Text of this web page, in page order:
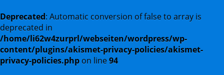
Deprecated: Automatic conversion of false to array is
deprecated in
/home/li62w4zurprl/webseiten/wordpress/wp-
content/plugins/akismet-privacy-policies/akismet-
privacy-policies.php on line94